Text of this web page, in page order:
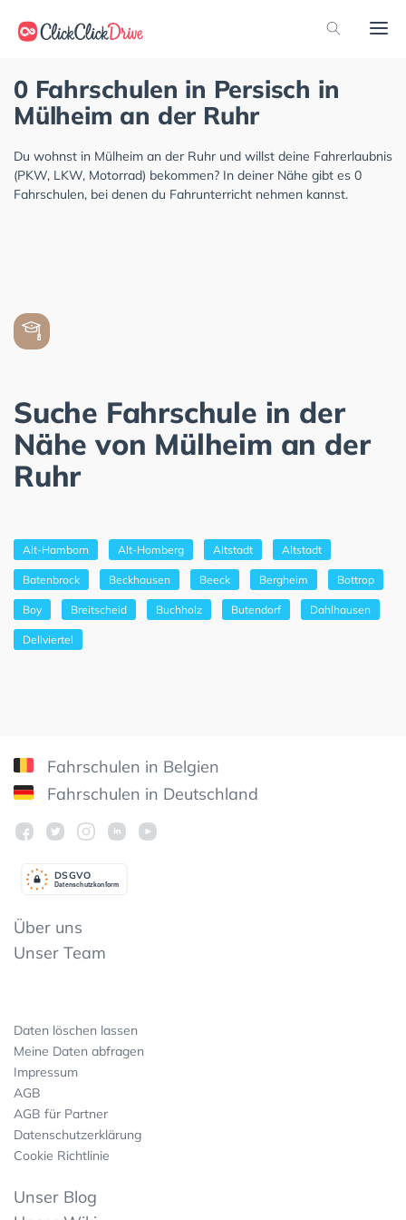
0 Fahrschulen in Persisch in
Mülheim an der Ruhr
Du wohnst in Mülheim an der Ruhr und willst deine Fahrerlaubnis
(PKW, LKW, Motorrad) bekommen? In deiner Nähe gibt es 0
Fahrschulen, bei denen du Fahrunterricht nehmen kannst.
Suche Fahrschule in der
Nähe von Mülheim an der
Ruhr
Alt-Hamborn Alt-Homberg Altstadt Altstadt
Batenbrock Beckhausen Beeck Bergheim Bottrop
Boy Breitscheid Buchholz Butendorf Dahlhausen
Dellviertel
Fahrschulen in Belgien
Fahrschulen in Deutschland
Datenschutzkonform
DSGVO
Über uns
Unser Team
Daten löschen lassen
Meine Daten abfragen
Impressum
AGB
AGB für Partner
Datenschutzerklärung
Cookie Richtlinie
Unser Blog